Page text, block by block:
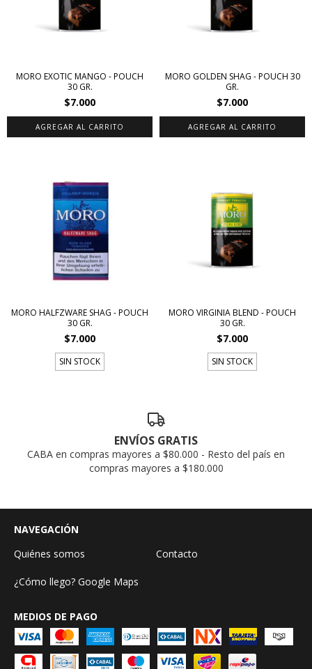
MORO EXOTIC MANGO - POUCH
30 GR.
$7.000
MORO GOLDEN SHAG - POUCH 30
GR.
$7.000
MORO HALFZWARE SHAG - POUCH
30 GR.
$7.000
SIN STOCK
MORO VIRGINIA BLEND - POUCH
30 GR.
$7.000
SIN STOCK
ENVÍOS GRATIS
CABA en compras mayores a $80.000 - Resto del país en
compras mayores a $180.000
NAVEGACIÓN
Quiénes somos
Contacto
¿Cómo llego? Google Maps
MEDIOS DE PAGO